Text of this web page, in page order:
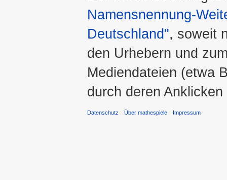
Namensnennung-
Deutschland", soweit
den Urhebern und
Mediendateien (etwa
durch deren
Datenschutz Über mathespiele Impressum